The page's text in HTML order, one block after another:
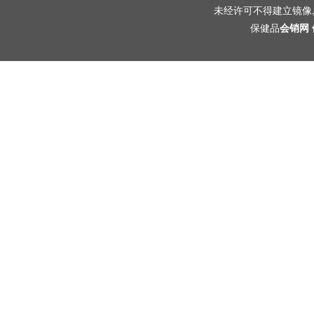
未经许可不得建立镜
保健品会销网